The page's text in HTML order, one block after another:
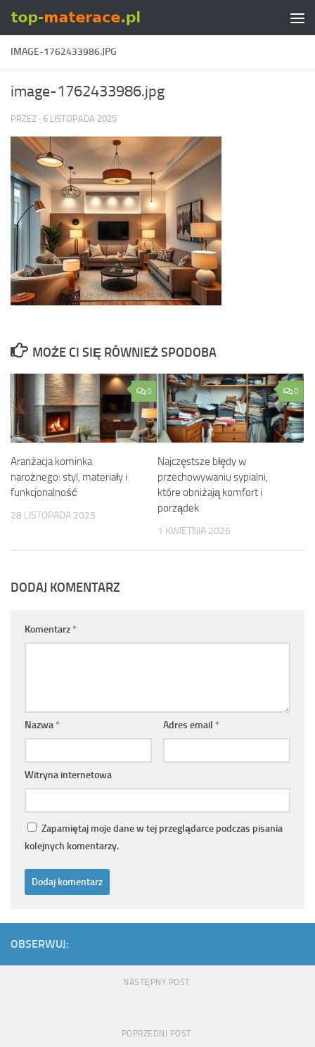
Skip to content
IMAGE-1762433986.JPG
image-1762433986.jpg
PRZEZ · 6 LISTOPADA 2025
MOŻE CI SIĘ RÓWNIEŻ SPODOBA
0
Aranżacja kominka
narożnego: styl, materiały i
funkcjonalność
28 LISTOPADA 2025
0
Najczęstsze błędy w
przechowywaniu sypialni,
które obniżają komfort i
porządek
1 KWIETNIA 2026
DODAJ KOMENTARZ
Komentarz*
Nazwa* Adres email *
Witryna internetowa
Zapamiętaj moje dane w tej przeglądarce podczas pisania
kolejnych komentarzy.
OBSERWUJ:
NASTĘPNY POST
POPRZEDNI POST